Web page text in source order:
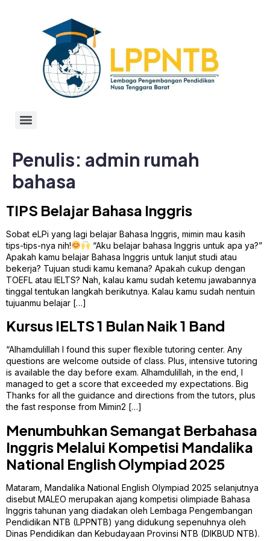
Penulis: admin rumah
bahasa
TIPS Belajar Bahasa Inggris
Sobat eLPi yang lagi belajar Bahasa Inggris, mimin mau kasih
tips-tips-nya nih!
“Aku belajar bahasa Inggris untuk apa ya?”
Apakah kamu belajar Bahasa Inggris untuk lanjut studi atau
bekerja? Tujuan studi kamu kemana? Apakah cukup dengan
TOEFL atau IELTS? Nah, kalau kamu sudah ketemu jawabannya
tinggal tentukan langkah berikutnya. Kalau kamu sudah nentuin
tujuanmu belajar […]
Kursus IELTS 1 Bulan Naik 1 Band
“Alhamdulillah I found this super flexible tutoring center. Any
questions are welcome outside of class. Plus, intensive tutoring
is available the day before exam. Alhamdulillah, in the end, I
managed to get a score that exceeded my expectations. Big
Thanks for all the guidance and directions from the tutors, plus
the fast response from Mimin2 […]
Menumbuhkan Semangat Berbahasa
Inggris Melalui Kompetisi Mandalika
National English Olympiad 2025
Mataram, Mandalika National English Olympiad 2025 selanjutnya
disebut MALEO merupakan ajang kompetisi olimpiade Bahasa
Inggris tahunan yang diadakan oleh Lembaga Pengembangan
Pendidikan NTB (LPPNTB) yang didukung sepenuhnya oleh
Dinas Pendidikan dan Kebudayaan Provinsi NTB (DIKBUD NTB).